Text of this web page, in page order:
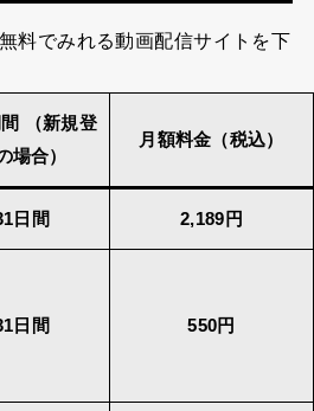
料でみれる動画配信サイトを下
（新規登
場合）
月額料金（税込）
日間 2,189円
日間 550円